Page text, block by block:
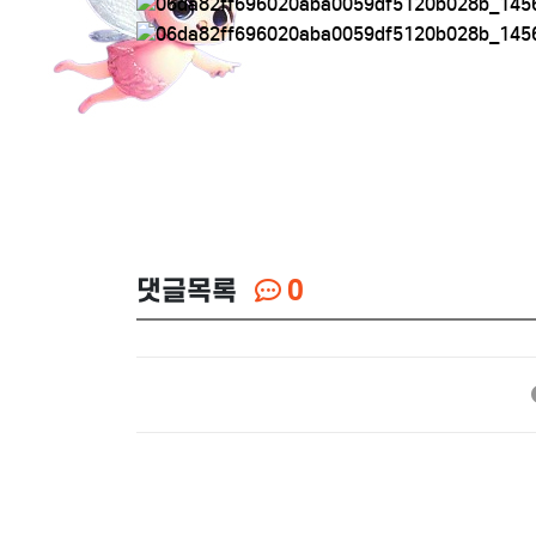
댓글목록 0